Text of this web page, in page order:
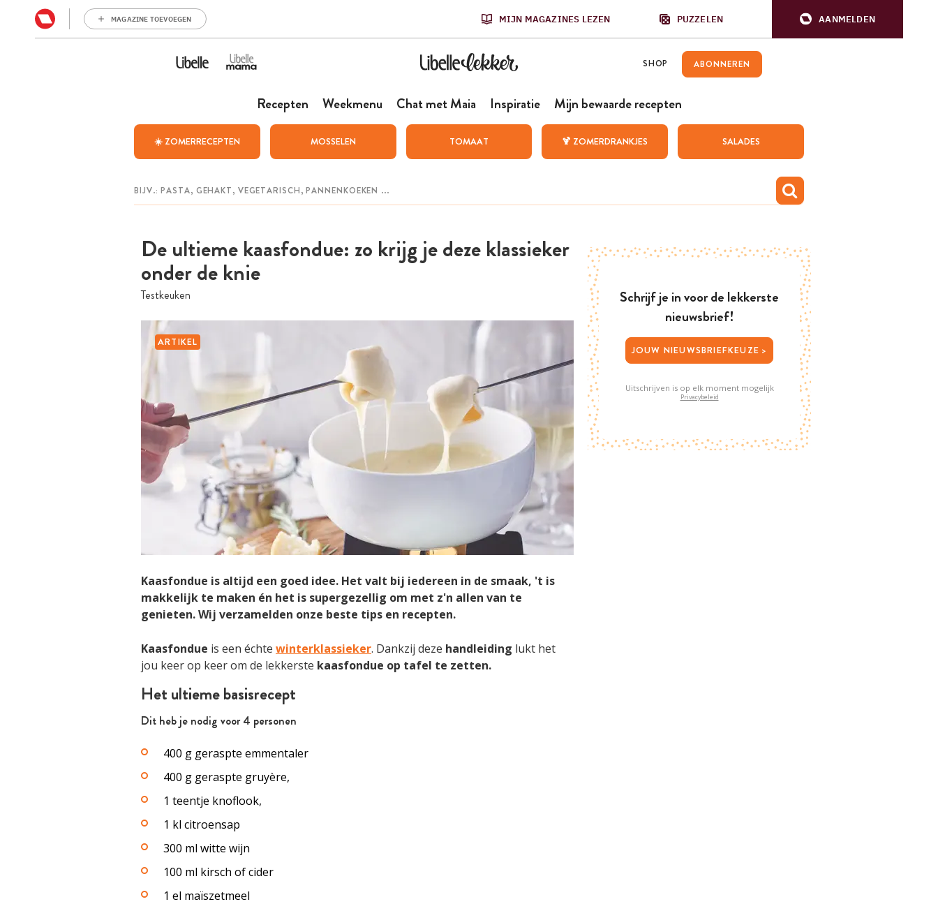
MAGAZINE TOEVOEGEN MIJN MAGAZINES LEZEN PUZZELEN AANMELDEN
SHOP ABONNEREN
Recepten Weekmenu Chat met Maia Inspiratie Mijn bewaarde recepten
☀️ ZOMERRECEPTEN MOSSELEN TOMAAT 🍹 ZOMERDRANKJES SALADES
De ultieme kaasfondue: zo krijg je deze klassieker
onder de knie
Testkeuken
ARTIKEL
Kaasfondue is altijd een goed idee. Het valt bij iedereen in de smaak, 't is
makkelijk te maken én het is supergezellig om met z'n allen van te
genieten. Wij verzamelden onze beste tips en recepten.
Kaasfondue is een échte winterklassieker. Dankzij deze handleiding lukt het
jou keer op keer om de lekkerste kaasfondue op tafel te zetten.
Het ultieme basisrecept
Dit heb je nodig voor 4 personen
400 g geraspte emmentaler
400 g geraspte gruyère,
1 teentje knoflook,
1 kl citroensap
300 ml witte wijn
100 ml kirsch of cider
1 el maïszetmeel
Schrijf je in voor de lekkerste
nieuwsbrief!
JOUW NIEUWSBRIEFKEUZE >
Uitschrijven is op elk moment mogelijk
Privacybeleid